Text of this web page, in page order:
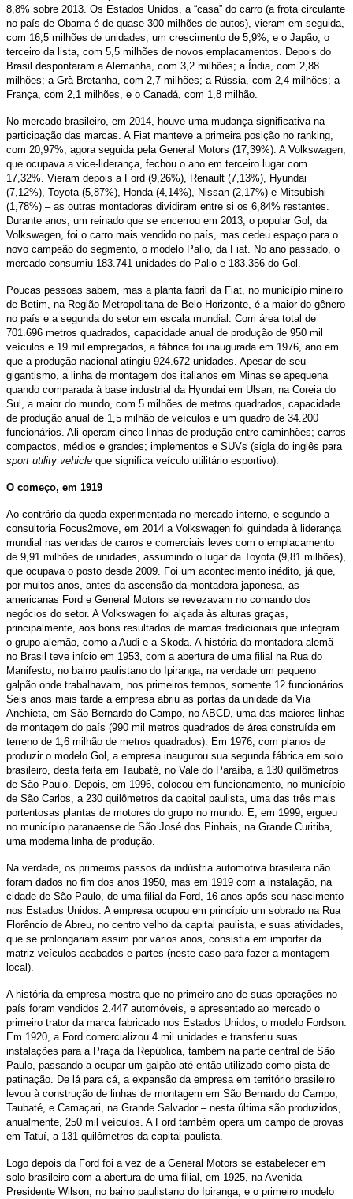
8,8% sobre 2013. Os Estados Unidos, a “casa” do carro (a frota circulante
no país de Obama é de quase 300 milhões de autos), vieram em seguida,
com 16,5 milhões de unidades, um crescimento de 5,9%, e o Japão, o
terceiro da lista, com 5,5 milhões de novos emplacamentos. Depois do
Brasil despontaram a Alemanha, com 3,2 milhões; a Índia, com 2,88
milhões; a Grã-Bretanha, com 2,7 milhões; a Rússia, com 2,4 milhões; a
França, com 2,1 milhões, e o Canadá, com 1,8 milhão.
No mercado brasileiro, em 2014, houve uma mudança significativa na
participação das marcas. A Fiat manteve a primeira posição no ranking,
com 20,97%, agora seguida pela General Motors (17,39%). A Volkswagen,
que ocupava a vice-liderança, fechou o ano em terceiro lugar com
17,32%. Vieram depois a Ford (9,26%), Renault (7,13%), Hyundai
(7,12%), Toyota (5,87%), Honda (4,14%), Nissan (2,17%) e Mitsubishi
(1,78%) – as outras montadoras dividiram entre si os 6,84% restantes.
Durante anos, um reinado que se encerrou em 2013, o popular Gol, da
Volkswagen, foi o carro mais vendido no país, mas cedeu espaço para o
novo campeão do segmento, o modelo Palio, da Fiat. No ano passado, o
mercado consumiu 183.741 unidades do Palio e 183.356 do Gol.
Poucas pessoas sabem, mas a planta fabril da Fiat, no município mineiro
de Betim, na Região Metropolitana de Belo Horizonte, é a maior do gênero
no país e a segunda do setor em escala mundial. Com área total de
701.696 metros quadrados, capacidade anual de produção de 950 mil
veículos e 19 mil empregados, a fábrica foi inaugurada em 1976, ano em
que a produção nacional atingiu 924.672 unidades. Apesar de seu
gigantismo, a linha de montagem dos italianos em Minas se apequena
quando comparada à base industrial da Hyundai em Ulsan, na Coreia do
Sul, a maior do mundo, com 5 milhões de metros quadrados, capacidade
de produção anual de 1,5 milhão de veículos e um quadro de 34.200
funcionários. Ali operam cinco linhas de produção entre caminhões; carros
compactos, médios e grandes; implementos e SUVs (sigla do inglês para
sport utility vehicle que significa veículo utilitário esportivo).
O começo, em 1919
Ao contrário da queda experimentada no mercado interno, e segundo a
consultoria Focus2move, em 2014 a Volkswagen foi guindada à liderança
mundial nas vendas de carros e comerciais leves com o emplacamento
de 9,91 milhões de unidades, assumindo o lugar da Toyota (9,81 milhões),
que ocupava o posto desde 2009. Foi um acontecimento inédito, já que,
por muitos anos, antes da ascensão da montadora japonesa, as
americanas Ford e General Motors se revezavam no comando dos
negócios do setor. A Volkswagen foi alçada às alturas graças,
principalmente, aos bons resultados de marcas tradicionais que integram
o grupo alemão, como a Audi e a Skoda. A história da montadora alemã
no Brasil teve início em 1953, com a abertura de uma filial na Rua do
Manifesto, no bairro paulistano do Ipiranga, na verdade um pequeno
galpão onde trabalhavam, nos primeiros tempos, somente 12 funcionários.
Seis anos mais tarde a empresa abriu as portas da unidade da Via
Anchieta, em São Bernardo do Campo, no ABCD, uma das maiores linhas
de montagem do país (990 mil metros quadrados de área construída em
terreno de 1,6 milhão de metros quadrados). Em 1976, com planos de
produzir o modelo Gol, a empresa inaugurou sua segunda fábrica em solo
brasileiro, desta feita em Taubaté, no Vale do Paraíba, a 130 quilômetros
de São Paulo. Depois, em 1996, colocou em funcionamento, no município
de São Carlos, a 230 quilômetros da capital paulista, uma das três mais
portentosas plantas de motores do grupo no mundo. E, em 1999, ergueu
no município paranaense de São José dos Pinhais, na Grande Curitiba,
uma moderna linha de produção.
Na verdade, os primeiros passos da indústria automotiva brasileira não
foram dados no fim dos anos 1950, mas em 1919 com a instalação, na
cidade de São Paulo, de uma filial da Ford, 16 anos após seu nascimento
nos Estados Unidos. A empresa ocupou em princípio um sobrado na Rua
Florêncio de Abreu, no centro velho da capital paulista, e suas atividades,
que se prolongariam assim por vários anos, consistia em importar da
matriz veículos acabados e partes (neste caso para fazer a montagem
local).
A história da empresa mostra que no primeiro ano de suas operações no
país foram vendidos 2.447 automóveis, e apresentado ao mercado o
primeiro trator da marca fabricado nos Estados Unidos, o modelo Fordson.
Em 1920, a Ford comercializou 4 mil unidades e transferiu suas
instalações para a Praça da República, também na parte central de São
Paulo, passando a ocupar um galpão até então utilizado como pista de
patinação. De lá para cá, a expansão da empresa em território brasileiro
levou à construção de linhas de montagem em São Bernardo do Campo;
Taubaté, e Camaçari, na Grande Salvador – nesta última são produzidos,
anualmente, 250 mil veículos. A Ford também opera um campo de provas
em Tatuí, a 131 quilômetros da capital paulista.
Logo depois da Ford foi a vez de a General Motors se estabelecer em
solo brasileiro com a abertura de uma filial, em 1925, na Avenida
Presidente Wilson, no bairro paulistano do Ipiranga, e o primeiro modelo